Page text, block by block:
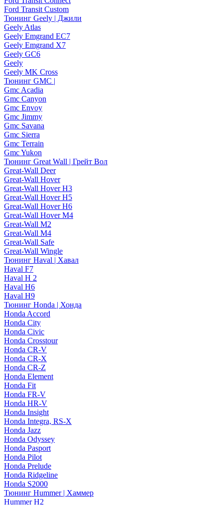
Ford Transit Custom
Тюнинг Geely | Джили
Geely Atlas
Geely Emgrand EC7
Geely Emgrand X7
Geely GC6
Geely
Geely MK Cross
Тюнинг GMC |
Gmc Acadia
Gmc Canyon
Gmc Envoy
Gmc Jimmy
Gmc Savana
Gmc Sierra
Gmc Terrain
Gmc Yukon
Тюнинг Great Wall | Грейт Вол
Great-Wall Deer
Great-Wall Hover
Great-Wall Hover H3
Great-Wall Hover H5
Great-Wall Hover H6
Great-Wall Hover M4
Great-Wall M2
Great-Wall M4
Great-Wall Safe
Great-Wall Wingle
Тюнинг Haval | Хавал
Haval F7
Haval H 2
Haval H6
Haval H9
Тюнинг Honda | Хонда
Honda Accord
Honda City
Honda Civic
Honda Crosstour
Honda CR-V
Honda CR-X
Honda CR-Z
Honda Element
Honda Fit
Honda FR-V
Honda HR-V
Honda Insight
Honda Integra, RS-X
Honda Jazz
Honda Odyssey
Honda Pasport
Honda Pilot
Honda Prelude
Honda Ridgeline
Honda S2000
Тюнинг Hummer | Хаммер
Hummer H2